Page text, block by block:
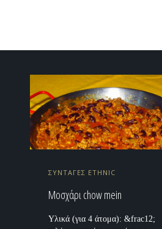
ΣΥΝΤΑΓΕΣ ETHNIC
Μοσχάρι chow mein
Υλικά (για 4 άτομα): &frac12;